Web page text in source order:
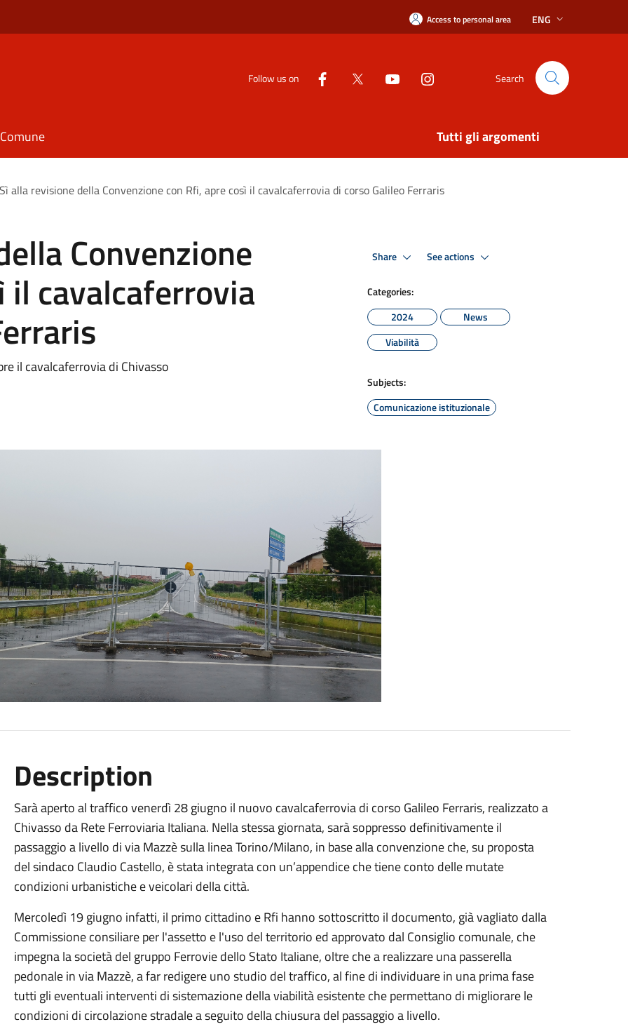
Access to personal area ENG
Follow us on Search
Tutti gli argomenti
Sì alla revisione della Convenzione con Rfi, apre così il cavalcaferrovia di corso Galileo Ferraris
Convenzione
il cavalcaferrovia
il cavalcaferrovia di Chivasso
Share See actions
Categories:
2024
News
Viabilità
Subjects:
Comunicazione istituzionale
Description
Sarà aperto al traffico venerdì 28 giugno il nuovo cavalcaferrovia di corso Galileo Ferraris, realizzato a
Chivasso da Rete Ferroviaria Italiana. Nella stessa giornata, sarà soppresso definitivamente il
passaggio a livello di via Mazzè sulla linea Torino/Milano, in base alla convenzione che, su proposta
del sindaco Claudio Castello, è stata integrata con un’appendice che tiene conto delle mutate
condizioni urbanistiche e veicolari della città.
Mercoledì 19 giugno infatti, il primo cittadino e Rfi hanno sottoscritto il documento, già vagliato dalla
Commissione consiliare per l'assetto e l'uso del territorio ed approvato dal Consiglio comunale, che
impegna la società del gruppo Ferrovie dello Stato Italiane, oltre che a realizzare una passerella
pedonale in via Mazzè, a far redigere uno studio del traffico, al fine di individuare in una prima fase
tutti gli eventuali interventi di sistemazione della viabilità esistente che permettano di migliorare le
condizioni di circolazione stradale a seguito della chiusura del passaggio a livello.